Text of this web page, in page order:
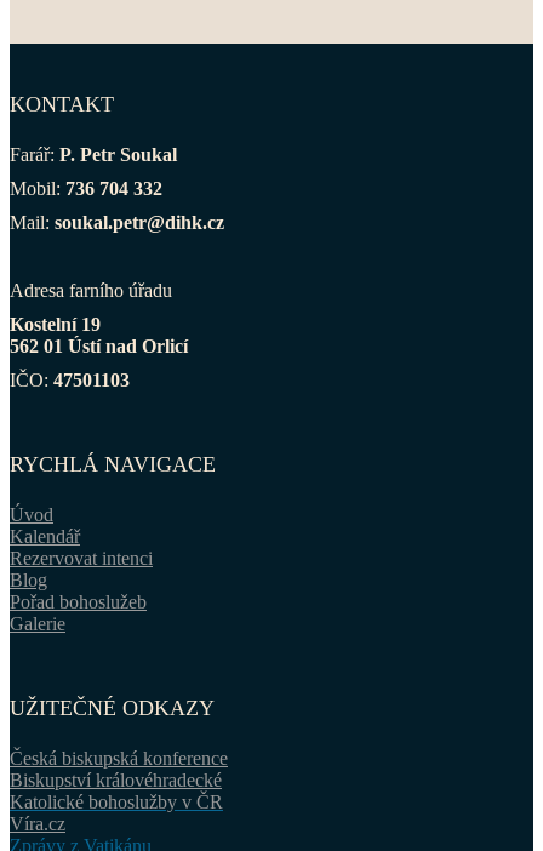
KONTAKT
Farář: P. Petr Soukal
Mobil: 736 704 332
Mail: soukal.petr@dihk.cz
Adresa farního úřadu
Kostelní 19
562 01 Ústí nad Orlicí
IČO: 47501103
RYCHLÁ NAVIGACE
Úvod
Kalendář
Rezervovat intenci
Blog
Pořad bohoslužeb
Galerie
UŽITEČNÉ ODKAZY
Česká biskupská konference
Biskupství královéhradecké
Katolické bohoslužby v ČR
Víra.cz
Zprávy z Vatikánu